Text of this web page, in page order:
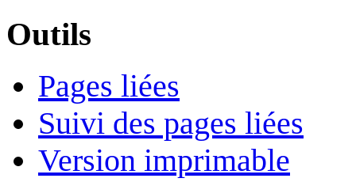
Outils
Pages liées
Suivi des pages liées
Version imprimable